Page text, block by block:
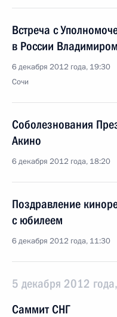
Встреча с
в России
6 декабря 2012 года, 19:30
Сочи
Соболезнования
Акино
6 декабря 2012 года, 18:20
Поздравление
с юбилеем
6 декабря 2012 года, 11:30
5 декабря 2012
Саммит СНГ